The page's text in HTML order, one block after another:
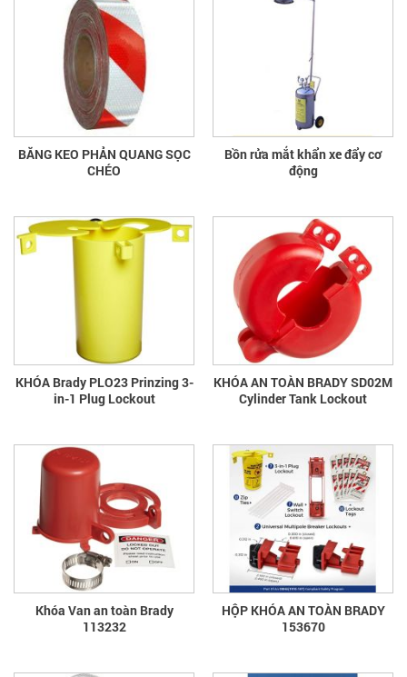
BĂNG KEO PHẢN QUANG SỌC
CHÉO
Bồn rửa mắt khẩn xe đẩy cơ
động
KHÓA Brady PLO23 Prinzing 3-
in-1 Plug Lockout
KHÓA AN TOÀN BRADY SD02M
Cylinder Tank Lockout
Khóa Van an toàn Brady
113232
HỘP KHÓA AN TOÀN BRADY
153670